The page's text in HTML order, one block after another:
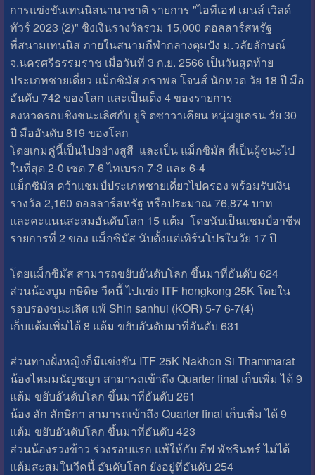
การแข่งขันเทนนิสนานาชาติ รายการ "ไอทีเอฟ เมนส์ เวิลด์
ทัวร์ 2023 (2)" ชิงเงินรางวัลรวม 15,000 ดอลลาร์สหรัฐ
ที่สนามเทนนิส ภายในสนามกีฬากลางตุมปัง ม.วลัยลักษณ์
จ.นครศรีธรรมราช เมื่อวันที่ 3 ก.ย. 2566 เป็นวันสุดท้าย
ประเภทชายเดี่ยว แม็กซิมัส ภราพล โจนส์ นักหวด วัย 18 ปี มือ
อันดับ 742 ของโลก และเป็นเต็ง 4 ของรายการ
ลงหวดรอบชิงชนะเลิศกับ ยูริ ดซาวาเคียน หนุ่มยูเครน วัย 30
ปี มืออันดับ 819 ของโลก
โดยเกมคู่นี้เป็นไปอย่างสูสี และเป็น แม็กซิมัส ที่เป็นผู้ชนะไป
ในที่สุด 2-0 เซต 7-6 ไทเบรก 7-3 และ 6-4
แม็กซิมัส คว้าแชมป์ประเภทชายเดี่ยวไปครอง พร้อมรับเงิน
รางวัล 2,160 ดอลลาร์สหรัฐ หรือประมาณ 76,874 บาท
และคะแนนสะสมอันดับโลก 15 แต้ม โดยนับเป็นแชมป์อาชีพ
รายการที่ 2 ของ แม็กซิมัส นับตั้งแต่เทิร์นโปรในวัย 17 ปี
โดยแม็กซิมัส สามารถขยับอันดับโลก ขึ้นมาที่อันดับ 624
ส่วนน้องบูม กษิดิษ วีคนี้ ไปแข่ง ITF hongkong 25K โดยใน
รอบรองชนะเลิศ แพ้ Shin sanhui (KOR) 5-7 6-7(4)
เก็บแต้มเพิ่มได้ 8 แต้ม ขยับอันดับมาที่อันดับ 631
ส่วนทางฝั่งหญิงก็มีแข่งขัน ITF 25K Nakhon Si Thammarat
น้องไหมมนัญชญา สามารถเข้าถึง Quarter final เก็บเพิ่ม ได้ 9
แต้ม ขยับอันดับโลก ขึ้นมาที่อันดับ 261
น้อง ลัก ลักษิกา สามารถเข้าถึง Quarter final เก็บเพิ่ม ได้ 9
แต้ม ขยับอันดับโลก ขึ้นมาที่อันดับ 423
ส่วนน้องรวงข้าว ร่วงรอบแรก แพ้ให้กับ อีฟ พัชรินทร์ ไม่ได้
แต้มสะสมในวีคนี้ อันดับโลก ยังอยู่ที่อันดับ 254